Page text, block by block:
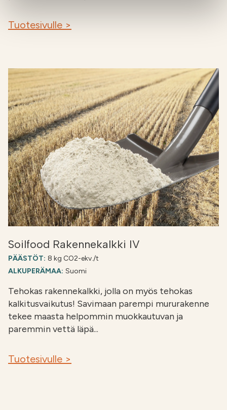
Tuotesivulle >
Soilfood Rakennekalkki IV
PÄÄSTÖT: 8 kg CO2-ekv./t
ALKUPERÄMAA: Suomi
Tehokas rakennekalkki, jolla on myös tehokas
kalkitusvaikutus! Savimaan parempi mururakenne
tekee maasta helpommin muokkautuvan ja
paremmin vettä läpä...
Tuotesivulle >